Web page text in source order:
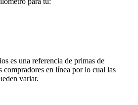
es una referencia de primas de
compradores en línea por lo cual las
variar.